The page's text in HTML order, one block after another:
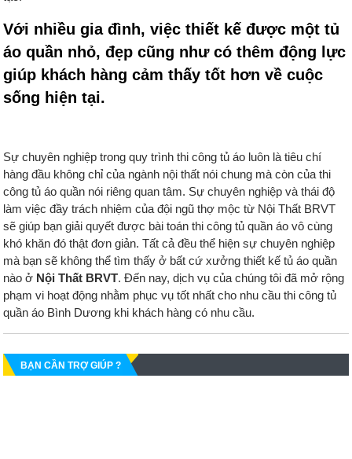
Với nhiều gia đình, việc thiết kế được một tủ
áo quần nhỏ, đẹp cũng như có thêm động lực
giúp khách hàng cảm thấy tốt hơn về cuộc
sống hiện tại.
Sự chuyên nghiệp trong quy trình thi công tủ áo luôn là tiêu chí
hàng đầu không chỉ của ngành nội thất nói chung mà còn của thi
công tủ áo quần nói riêng quan tâm. Sự chuyên nghiệp và thái độ
làm việc đầy trách nhiệm của đội ngũ thợ mộc từ Nội Thất BRVT
sẽ giúp bạn giải quyết được bài toán thi công tủ quần áo vô cùng
khó khăn đó thật đơn giản. Tất cả đều thể hiện sự chuyên nghiệp
mà bạn sẽ không thể tìm thấy ở bất cứ xưởng thiết kế tủ áo quần
nào ở Nội Thất BRVT. Đến nay, dịch vụ của chúng tôi đã mở rộng
phạm vi hoạt động nhằm phục vụ tốt nhất cho nhu cầu thi công tủ
quần áo Bình Dương khi khách hàng có nhu cầu.
BẠN CẦN TRỢ GIÚP ?